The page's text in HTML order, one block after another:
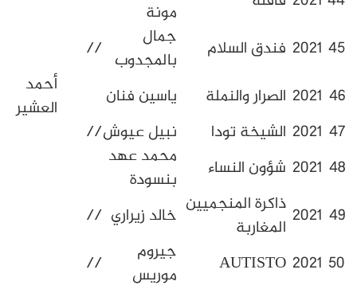
السلام
جمال
بالمجدوب
//
والنملة
ياسين فنان
أحمد
العشير
تودا
نبيل عيوش //
النساء
محمد عهد
بنسودة
المنجميين خالد زيراري //
جيروم
موريس
//